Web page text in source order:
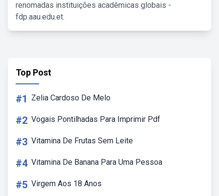
renomadas instituições acadêmicas globais -
fdp.aau.edu.et.
Top Post
#1 Zelia Cardoso De Melo
#2 Vogais Pontilhadas Para Imprimir Pdf
#3 Vitamina De Frutas Sem Leite
#4 Vitamina De Banana Para Uma Pessoa
#5 Virgem Aos 18 Anos